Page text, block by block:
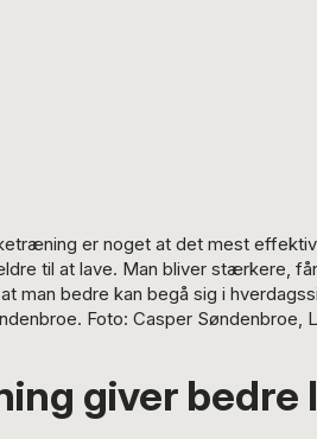
er noget at det mest
til at lave. Man bliver stærkere,
man bedre kan begå sig i
Foto: Casper Søndenbroe,
giver bedre